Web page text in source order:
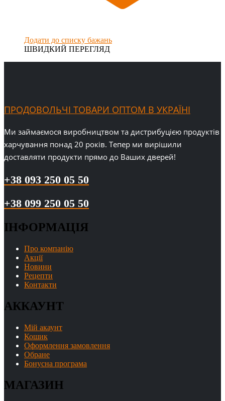
Додати до списку бажань
ШВИДКИЙ ПЕРЕГЛЯД
ПРОДОВОЛЬЧІ ТОВАРИ ОПТОМ В УКРАЇНІ
Ми займаємося виробництвом та дистрибуцією продуктів
харчування понад 20 років. Тепер ми вирішили
доставляти продукти прямо до Ваших дверей!
+38 093 250 05 50
+38 099 250 05 50
ІНФОРМАЦІЯ
Про компанію
Акції
Новини
Рецепти
Контакти
АККАУНТ
Мій акаунт
Кошик
Оформлення замовлення
Обране
Бонусна програма
МАГАЗИН